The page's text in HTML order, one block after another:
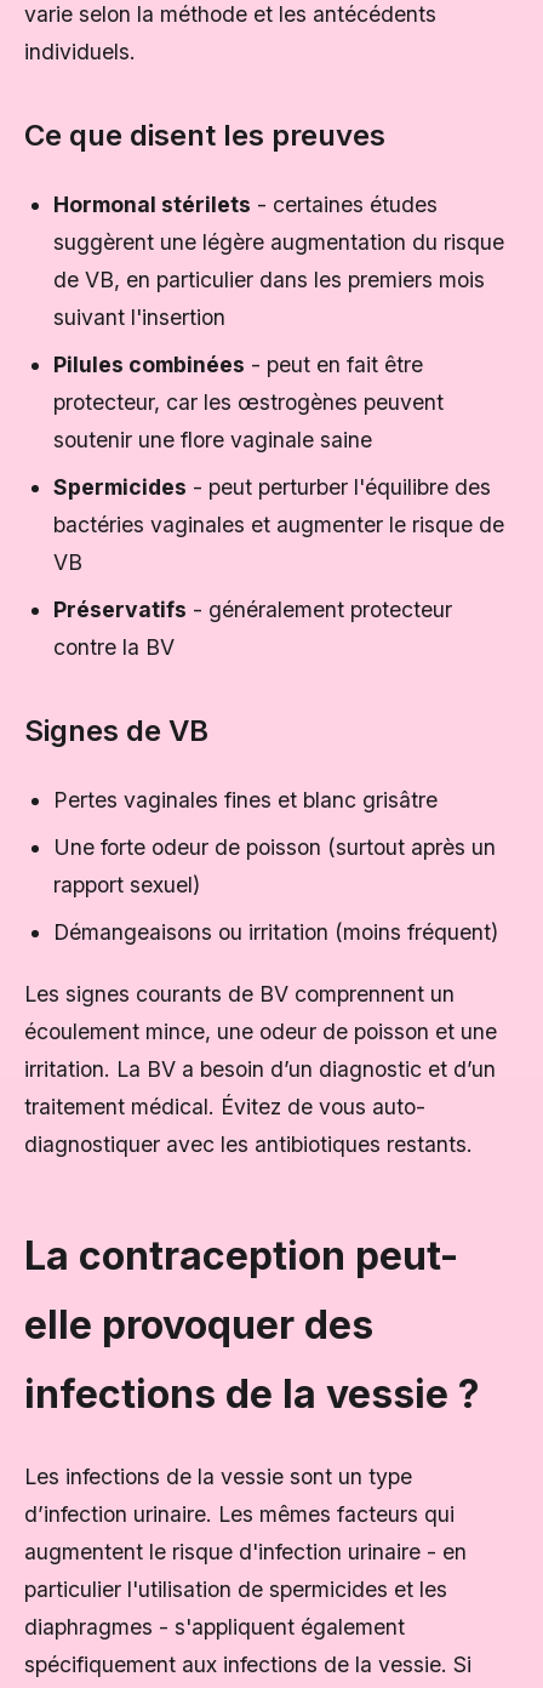
varie selon la méthode et les antécédents
individuels.
Ce que disent les preuves
Hormonal stérilets - certaines études
suggèrent une légère augmentation du risque
de VB, en particulier dans les premiers mois
suivant l'insertion
Pilules combinées - peut en fait être
protecteur, car les œstrogènes peuvent
soutenir une flore vaginale saine
Spermicides - peut perturber l'équilibre des
bactéries vaginales et augmenter le risque de
VB
Préservatifs - généralement protecteur
contre la BV
Signes de VB
Pertes vaginales fines et blanc grisâtre
Une forte odeur de poisson (surtout après un
rapport sexuel)
Démangeaisons ou irritation (moins fréquent)
Les signes courants de BV comprennent un
écoulement mince, une odeur de poisson et une
irritation. La BV a besoin d’un diagnostic et d’un
traitement médical. Évitez de vous auto-
diagnostiquer avec les antibiotiques restants.
La contraception peut-
elle provoquer des
infections de la vessie ?
Les infections de la vessie sont un type
d’infection urinaire. Les mêmes facteurs qui
augmentent le risque d'infection urinaire - en
particulier l'utilisation de spermicides et les
diaphragmes - s'appliquent également
spécifiquement aux infections de la vessie. Si